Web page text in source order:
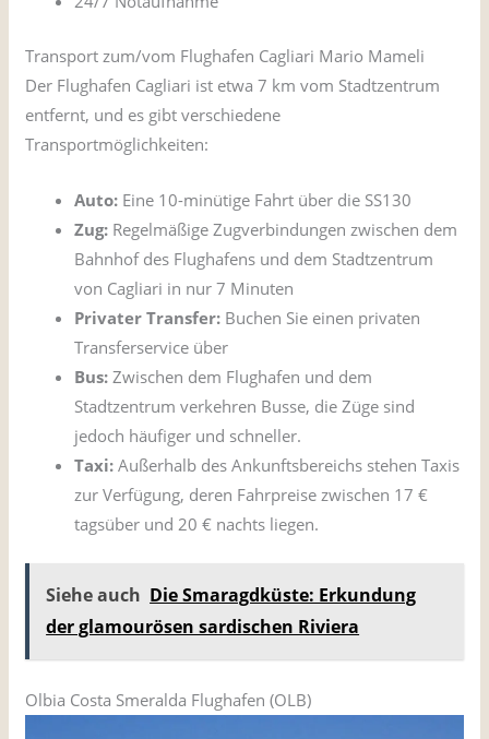
Transport zum/vom Flughafen Cagliari Mario Mameli
Der Flughafen Cagliari ist etwa 7 km vom Stadtzentrum
entfernt, und es gibt verschiedene
Transportmöglichkeiten:
Auto: Eine 10-minütige Fahrt über die SS130
Zug: Regelmäßige Zugverbindungen zwischen dem
Bahnhof des Flughafens und dem Stadtzentrum
von Cagliari in nur 7 Minuten
Privater Transfer: Buchen Sie einen privaten
Transferservice über
Bus: Zwischen dem Flughafen und dem
Stadtzentrum verkehren Busse, die Züge sind
jedoch häufiger und schneller.
Taxi: Außerhalb des Ankunftsbereichs stehen Taxis
zur Verfügung, deren Fahrpreise zwischen 17 €
tagsüber und 20 € nachts liegen.
Siehe auch Die Smaragdküste: Erkundung
der glamourösen sardischen Riviera
Olbia Costa Smeralda Flughafen (OLB)